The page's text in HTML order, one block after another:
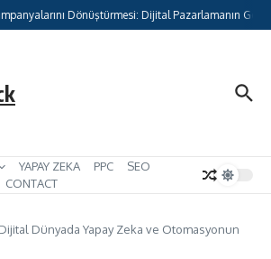
Dönüştürmesi: Dijital Pazarlamanın
YAPAY ZEKA PPC
SEO
CONTACT
Dijital Dünyada Yapay Zeka ve Otomasyonun